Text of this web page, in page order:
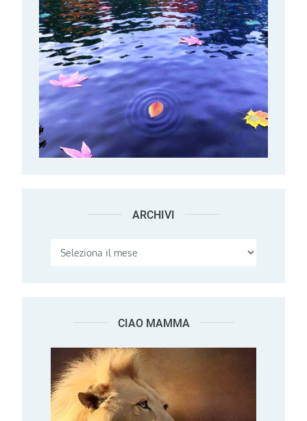
ARCHIVI Archivi
CIAO MAMMA